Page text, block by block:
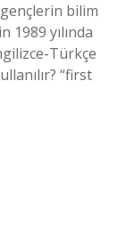
gençlerin bilim
yılında
Türkçe
“first